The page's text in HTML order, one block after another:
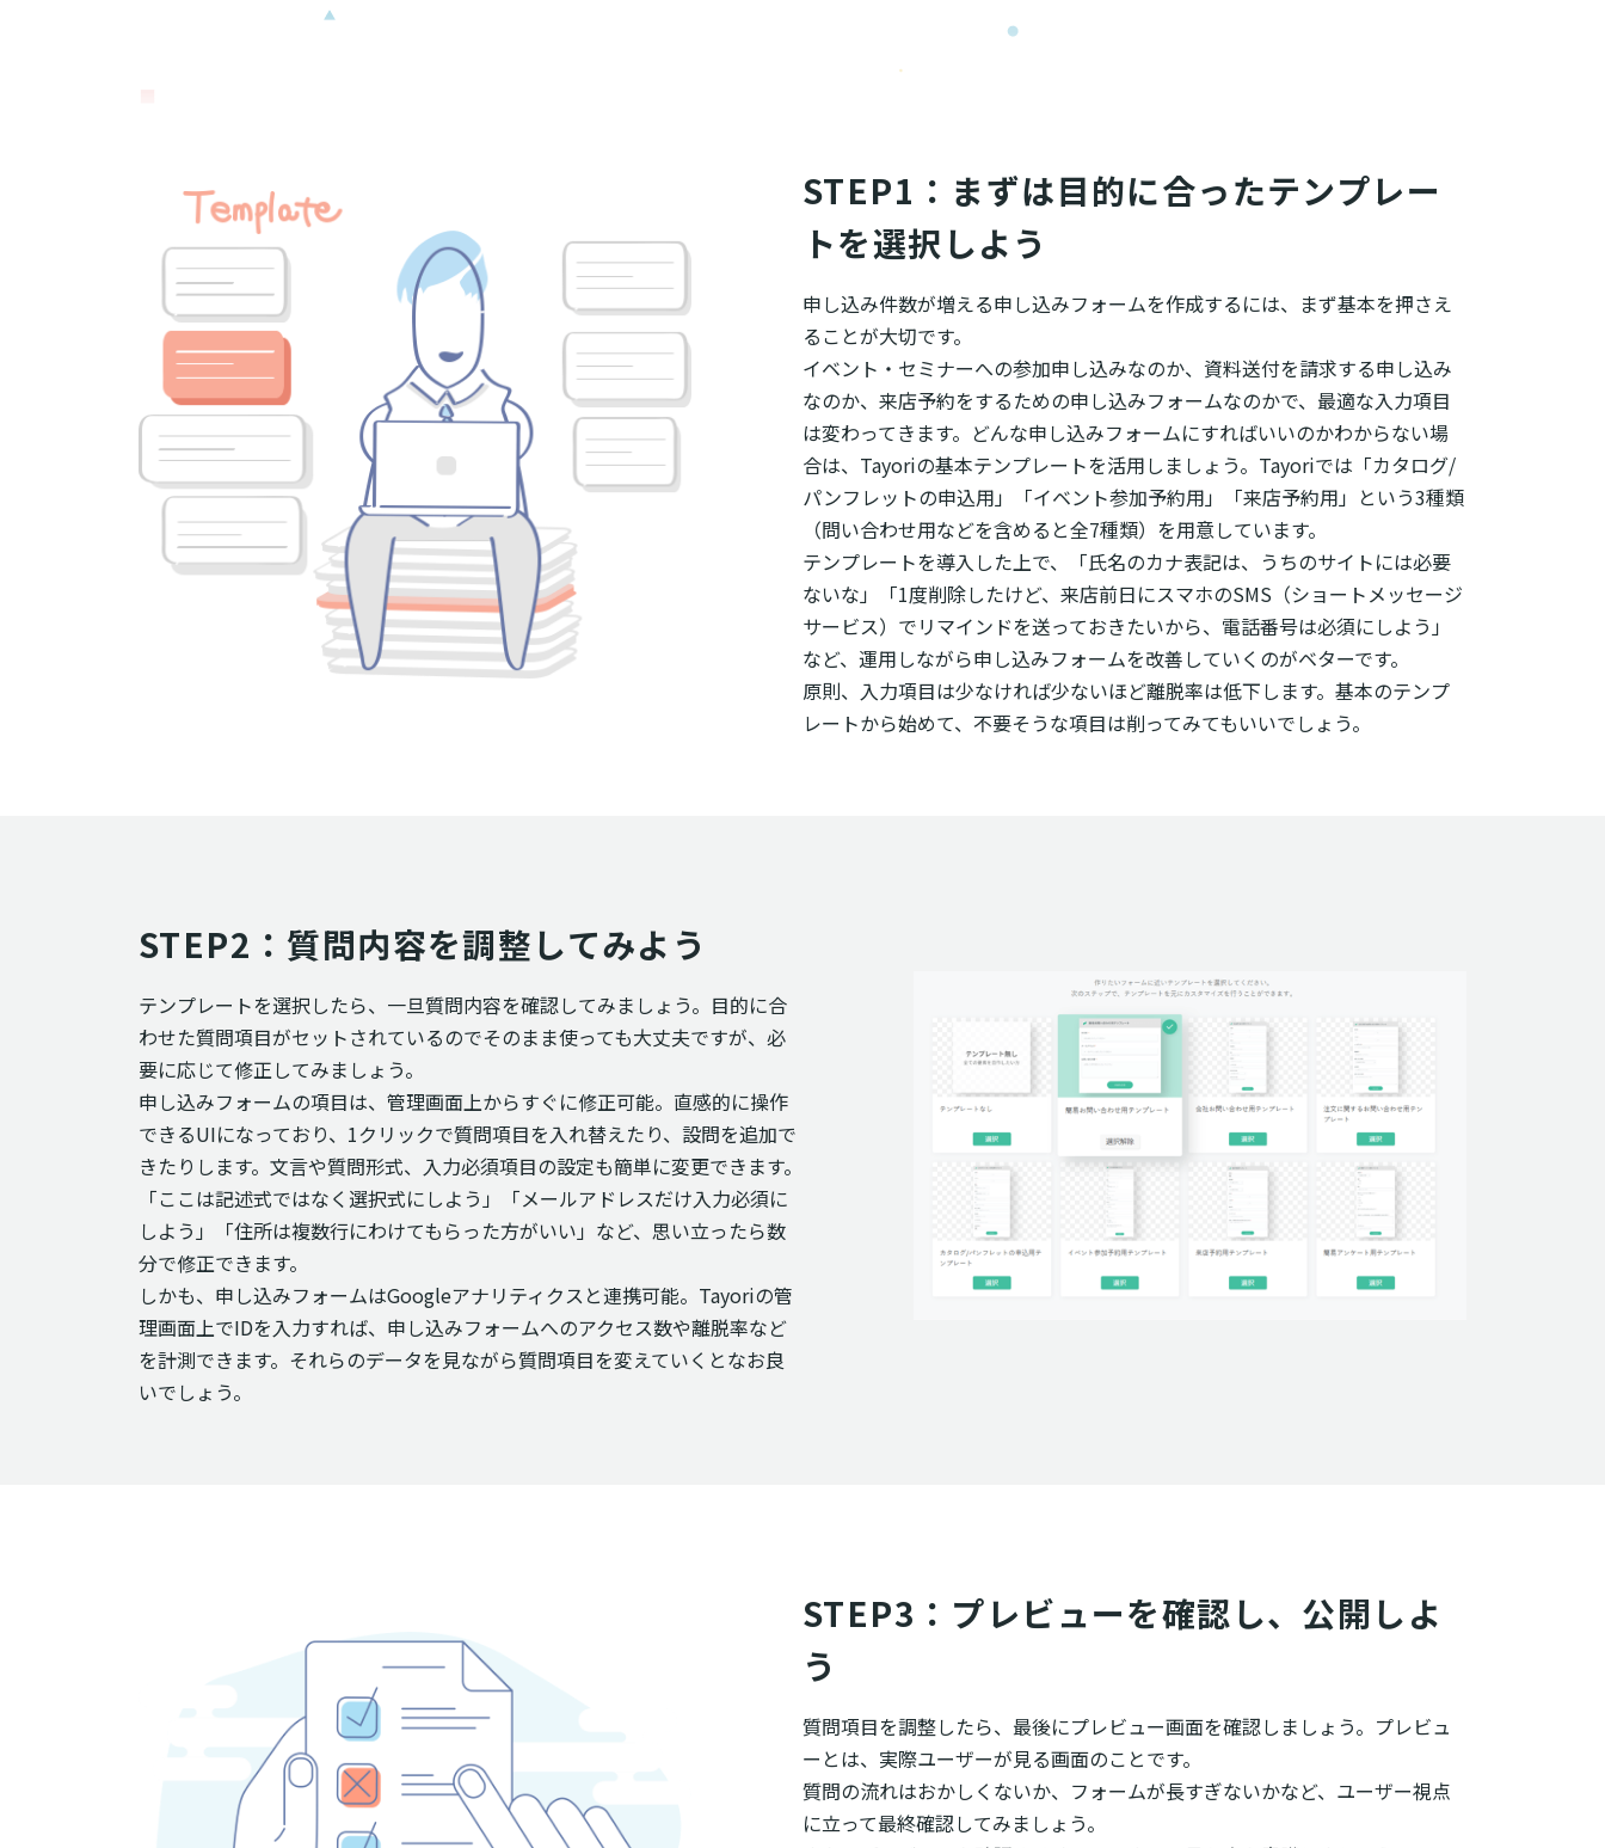
STEP1：まずは目的に合ったテンプレー
トを選択しよう
申し込み件数が増える申し込みフォームを作成するには、まず基本を押さえ
ることが大切です。
イベント・セミナーへの参加申し込みなのか、資料送付を請求する申し込み
なのか、来店予約をするための申し込みフォームなのかで、最適な入力項目
は変わってきます。どんな申し込みフォームにすればいいのかわからない場
合は、Tayoriの基本テンプレートを活用しましょう。Tayoriでは「カタログ/
パンフレットの申込用」「イベント参加予約用」「来店予約用」という3種類
（問い合わせ用などを含めると全7種類）を用意しています。
テンプレートを導入した上で、「氏名のカナ表記は、うちのサイトには必要
ないな」「1度削除したけど、来店前日にスマホのSMS（ショートメッセージ
サービス）でリマインドを送っておきたいから、電話番号は必須にしよう」
など、運用しながら申し込みフォームを改善していくのがベターです。
原則、入力項目は少なければ少ないほど離脱率は低下します。基本のテンプ
レートから始めて、不要そうな項目は削ってみてもいいでしょう。
STEP2：質問内容を調整してみよう
テンプレートを選択したら、一旦質問内容を確認してみましょう。目的に合
わせた質問項目がセットされているのでそのまま使っても大丈夫ですが、必
要に応じて修正してみましょう。
申し込みフォームの項目は、管理画面上からすぐに修正可能。直感的に操作
できるUIになっており、1クリックで質問項目を入れ替えたり、設問を追加で
きたりします。文言や質問形式、入力必須項目の設定も簡単に変更できます。
「ここは記述式ではなく選択式にしよう」「メールアドレスだけ入力必須に
しよう」「住所は複数行にわけてもらった方がいい」など、思い立ったら数
分で修正できます。
しかも、申し込みフォームはGoogleアナリティクスと連携可能。Tayoriの管
理画面上でIDを入力すれば、申し込みフォームへのアクセス数や離脱率など
を計測できます。それらのデータを見ながら質問項目を変えていくとなお良
いでしょう。
STEP3：プレビューを確認し、公開しよ
う
質問項目を調整したら、最後にプレビュー画面を確認しましょう。プレビュ
ーとは、実際ユーザーが見る画面のことです。
質問の流れはおかしくないか、フォームが長すぎないかなど、ユーザー視点
に立って最終確認してみましょう。